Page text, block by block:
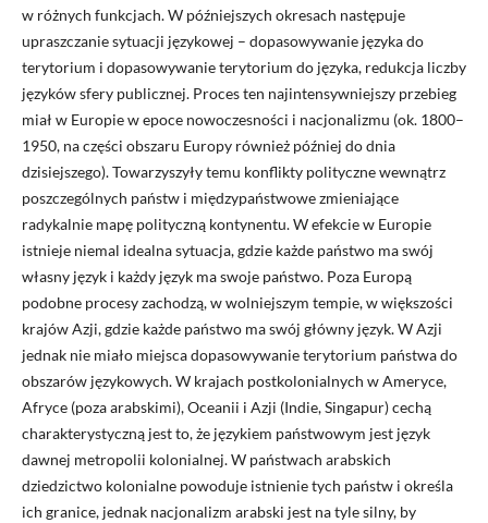
w różnych funkcjach. W późniejszych okresach następuje
upraszczanie sytuacji językowej – dopasowywanie języka do
terytorium i dopasowywanie terytorium do języka, redukcja liczby
języków sfery publicznej. Proces ten najintensywniejszy przebieg
miał w Europie w epoce nowoczesności i nacjonalizmu (ok. 1800–
1950, na części obszaru Europy również później do dnia
dzisiejszego). Towarzyszyły temu konflikty polityczne wewnątrz
poszczególnych państw i międzypaństwowe zmieniające
radykalnie mapę polityczną kontynentu. W efekcie w Europie
istnieje niemal idealna sytuacja, gdzie każde państwo ma swój
własny język i każdy język ma swoje państwo. Poza Europą
podobne procesy zachodzą, w wolniejszym tempie, w większości
krajów Azji, gdzie każde państwo ma swój główny język. W Azji
jednak nie miało miejsca dopasowywanie terytorium państwa do
obszarów językowych. W krajach postkolonialnych w Ameryce,
Afryce (poza arabskimi), Oceanii i Azji (Indie, Singapur) cechą
charakterystyczną jest to, że językiem państwowym jest język
dawnej metropolii kolonialnej. W państwach arabskich
dziedzictwo kolonialne powoduje istnienie tych państw i określa
ich granice, jednak nacjonalizm arabski jest na tyle silny, by